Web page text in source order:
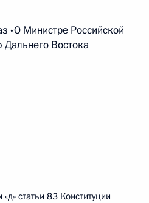
«О Министре Российской
Востока
статьи 83 Конституции